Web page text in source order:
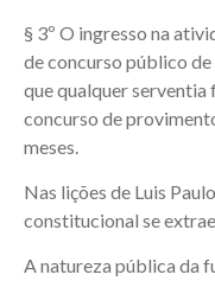
§ 3º O ingresso na
de concurso público
que qualquer serventia
concurso de
meses.
Nas lições de Luis
constitucional se
A natureza pública da